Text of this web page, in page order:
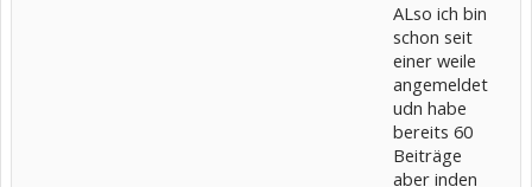
ALso ich bin
schon seit
einer weile
angemeldet
udn habe
bereits 60
Beiträge
aber inden